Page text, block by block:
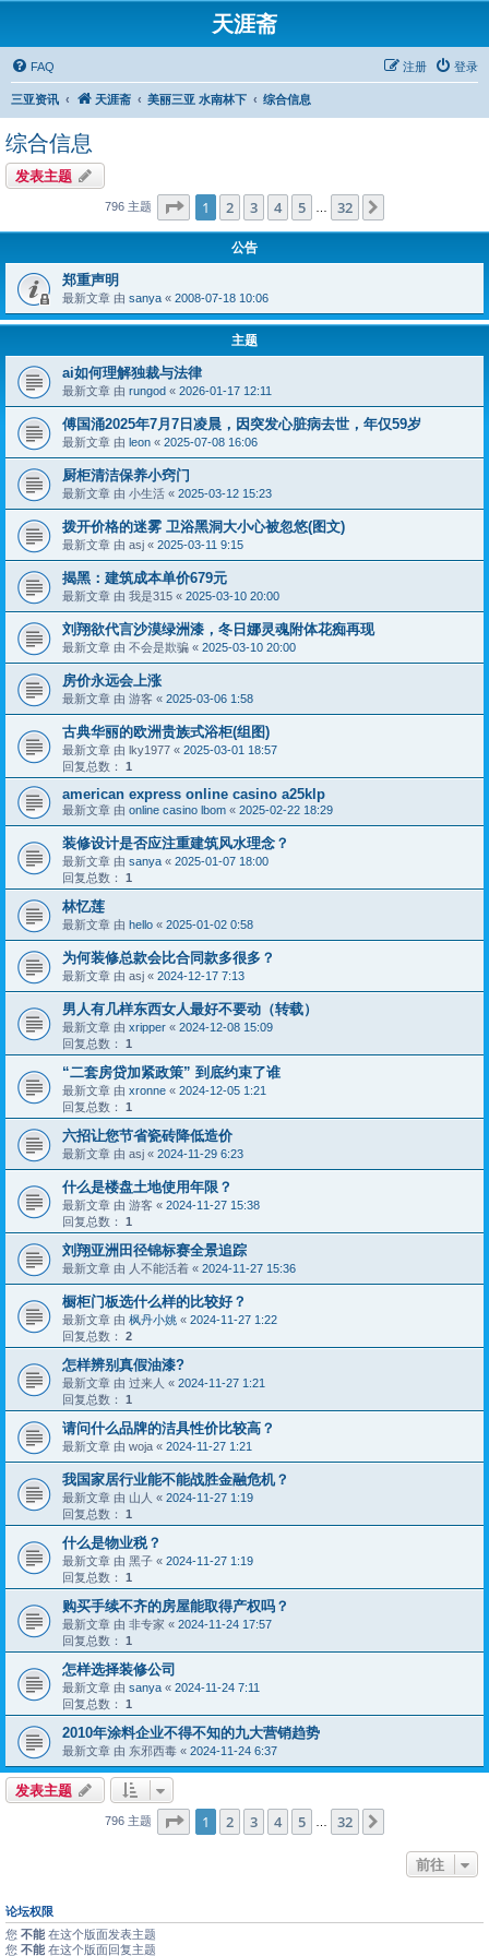
天涯斋
FAQ 登录
注册
三亚资讯 天涯斋 美丽三亚 水南林下 综合信息
综合信息
发表主题
796 主题 分页：1 32
1 2 3 4 5 32
公告
郑重声明
最新文章 由 sanya « 2008-07-18 10:06
主题
ai如何理解独裁与法律
最新文章 由 rungod « 2026-01-17 12:11
傅国涌2025年7月7日凌晨，因突发心脏病去世，年仅59岁
最新文章 由 leon « 2025-07-08 16:06
厨柜清洁保养小窍门
最新文章 由 小生活 « 2025-03-12 15:23
拨开价格的迷雾 卫浴黑洞大小心被忽悠(图文)
最新文章 由 asj « 2025-03-11 9:15
揭黑：建筑成本单价679元
最新文章 由 我是315 « 2025-03-10 20:00
刘翔欲代言沙漠绿洲漆，冬日娜灵魂附体花痴再现
最新文章 由 不会是欺骗 « 2025-03-10 20:00
房价永远会上涨
最新文章 由 游客 « 2025-03-06 1:58
古典华丽的欧洲贵族式浴柜(组图)
最新文章 由 lky1977 « 2025-03-01 18:57
回复总数： 1
american express online casino a25klp
最新文章 由 online casino lbom « 2025-02-22 18:29
装修设计是否应注重建筑风水理念？
最新文章 由 sanya « 2025-01-07 18:00
回复总数： 1
林忆莲
最新文章 由 hello « 2025-01-02 0:58
为何装修总款会比合同款多很多？
最新文章 由 asj « 2024-12-17 7:13
男人有几样东西女人最好不要动（转载）
最新文章 由 xripper « 2024-12-08 15:09
回复总数： 1
“二套房贷加紧政策” 到底约束了谁
最新文章 由 xronne « 2024-12-05 1:21
回复总数： 1
六招让您节省瓷砖降低造价
最新文章 由 asj « 2024-11-29 6:23
什么是楼盘土地使用年限？
最新文章 由 游客 « 2024-11-27 15:38
回复总数： 1
刘翔亚洲田径锦标赛全景追踪
最新文章 由 人不能活着 « 2024-11-27 15:36
橱柜门板选什么样的比较好？
最新文章 由 枫丹小姚 « 2024-11-27 1:22
回复总数： 2
怎样辨别真假油漆?
最新文章 由 过来人 « 2024-11-27 1:21
回复总数： 1
请问什么品牌的洁具性价比较高？
最新文章 由 woja « 2024-11-27 1:21
我国家居行业能不能战胜金融危机？
最新文章 由 山人 « 2024-11-27 1:19
回复总数： 1
什么是物业税？
最新文章 由 黑子 « 2024-11-27 1:19
回复总数： 1
购买手续不齐的房屋能取得产权吗？
最新文章 由 非专家 « 2024-11-24 17:57
回复总数： 1
怎样选择装修公司
最新文章 由 sanya « 2024-11-24 7:11
回复总数： 1
2010年涂料企业不得不知的九大营销趋势
最新文章 由 东邪西毒 « 2024-11-24 6:37
发表主题
796 主题 分页：1 32
1 2 3 4 5 32
前往
论坛权限
您 不能 在这个版面发表主题
您 不能 在这个版面回复主题